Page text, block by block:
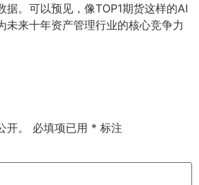
据。可以预见，像TOP1期货这样的AI
未来十年资产管理行业的核心竞争力
。 必填项已用 * 标注